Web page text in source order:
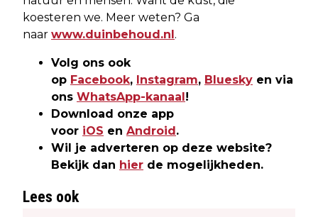
koesteren we. Meer weten? Ga
naar www.duinbehoud.nl.
Volg ons ook
op Facebook, Instagram, Bluesky en via
ons WhatsApp-kanaal!
Download onze app
voor iOS en Android.
Wil je adverteren op deze website?
Bekijk dan hier de mogelijkheden.
Lees ook